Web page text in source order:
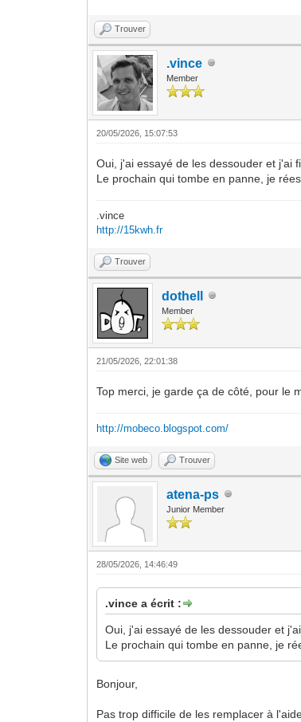
Trouver
.vince
Member
20/05/2026, 15:07:53
Oui, j'ai essayé de les dessouder et j'ai
Le prochain qui tombe en panne, je
.vince
http://15kwh.fr
Trouver
dothell
Member
21/05/2026, 22:01:38
Top merci, je garde ça de côté, pour le
http://mobeco.blogspot.com/
Site web Trouver
atena-ps
Junior Member
28/05/2026, 14:46:49
.vince a écrit :
Oui, j'ai essayé de les dessouder et
Le prochain qui tombe en panne, je
Bonjour,
Pas trop difficile de les remplacer à